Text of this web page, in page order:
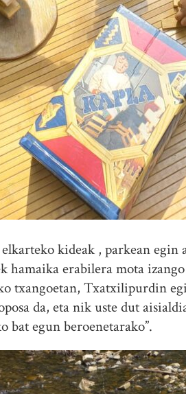
kideak , parkean egin
hamaika erabilera mota
txangoetan, Txatxilipurdin
da, eta nik uste dut
bat egun beroenetarako”.